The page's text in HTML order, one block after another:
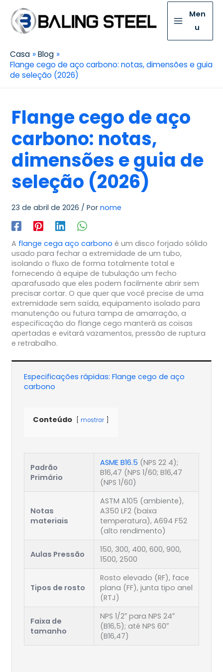
Men
u
Casa
Blog
Flange cego de aço carbono: notas, dimensões e guia
de seleção (2026)
Flange cego de aço
carbono: notas,
dimensões e guia de
seleção (2026)
23 de abril de 2026 / Por nome
A flange cega aço carbono é um disco forjado sólido
usado para fechar a extremidade de um tubo,
isolando o fluxo de forma totalmente total e
fornecendo à equipe de tubulação um fecho
aparafusado que eles podem facilmente abrir sem
precisar cortar. O que quer que você precise de uma
extremidade sem saída, equipamento isolado para
manutenção ou futura tampa de amarração, a
especificação do flange cego manterá as coisas
apertadas e evitará vazamentos, pressão de ruptura
e retrabalho.
Especificações rápidas: Flange cego de aço
carbono
Conteúdo mostrar
Padrão
Primário
ASME B16.5 (NPS 22 4);
B16,47 (NPS 1/60; B16,47
(NPS 1/60)
Notas
materiais
ASTM A105 (ambiente),
A350 LF2 (baixa
temperatura), A694 F52
(alto rendimento)
Aulas Pressão
150, 300, 400, 600, 900,
1500, 2500
Tipos de rosto
Rosto elevado (RF), face
plana (FF), junta tipo anel
(RTJ)
Faixa de
tamanho
NPS 1/2″ para NPS 24″
(B16,5); até NPS 60″
(B16,47)